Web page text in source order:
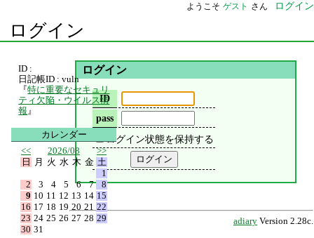
ようこそ ゲスト さん ログイン
ログイン
ログイン
ID
pass
ログイン状態を保持する
adiary Version 2.28c.
ID :
日記帳ID : vuln
『特に重要なセキュリ
ティ欠陥・ウイルス情
報 』
カレンダー
<<
2026/08
>>
日
月 火 水 木 金 土
1
2
3 4 5 6 7
8
9 10 11 12 13 14 15
16 17 18 19 20 21 22
23 24 25 26 27 28 29
30 31